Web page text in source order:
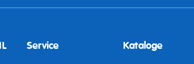
Service Kataloge